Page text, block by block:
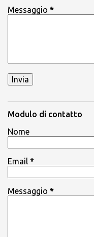
Messaggio *
Modulo di contatto
Nome
Email *
Messaggio *